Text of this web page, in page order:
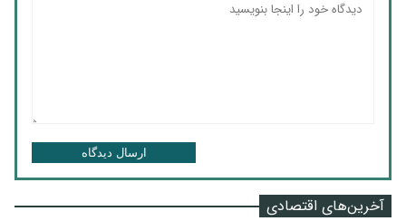
ارسال دیدگاه
آخرین‌های اقتصادی